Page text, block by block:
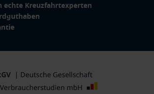
echte Kreuzfahrtexperten